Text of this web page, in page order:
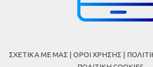
ΣΧΕΤΙΚΑ ΜΕ ΜΑΣ | ΟΡΟΙ ΧΡΗΣΗΣ |